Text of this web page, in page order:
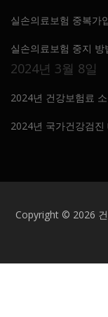
실손의료보험 중복가
실손의료보험 중지
2024년 3월 8일
2024년 건강보험료
2024년 국가건강검진
Copyright © 2026